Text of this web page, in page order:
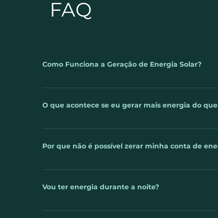
FAQ
Como Funciona a Geração de Energia Solar?
A luz do sol é captada pelos painéis fotovoltaicos.
sua rede elétrica, assim você poderá usa-lá desde
O que acontece se eu gerar mais energia do
Uma das perguntas mais frequentes sobre a
mês, essa energia que sobrar é perdida? A
Por que não é possível zerar minha conta de
Você já sabe que um sistema de geração de
Mas será que é possível zerar completamente a
supra seu consumo, até mesmo gere crédito junto
Vou ter energia durante a noite?
A energia solar gerada é utilizada na hora em que